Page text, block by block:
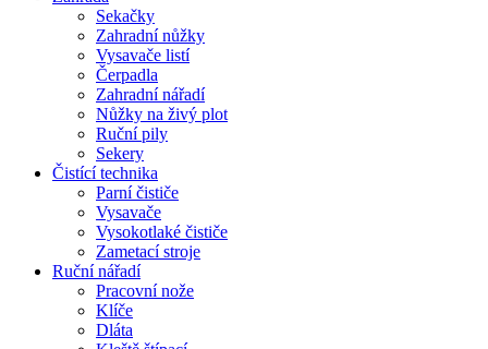
Sekačky
Zahradní nůžky
Vysavače listí
Čerpadla
Zahradní nářadí
Nůžky na živý plot
Ruční pily
Sekery
Čistící technika
Parní čističe
Vysavače
Vysokotlaké čističe
Zametací stroje
Ruční nářadí
Pracovní nože
Klíče
Dláta